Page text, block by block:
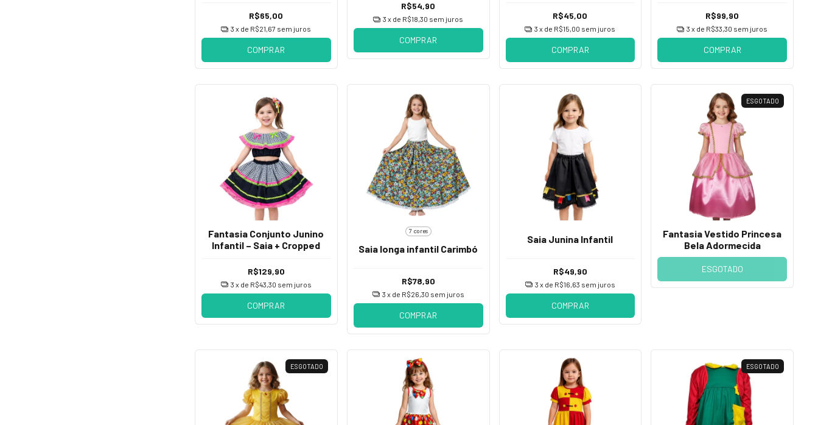
R$65,00
3 x de R$21,67 sem juros
COMPRAR
R$54,90
3 x de R$18,30 sem juros
COMPRAR
R$45,00
3 x de R$15,00 sem juros
COMPRAR
R$99,90
3 x de R$33,30 sem juros
COMPRAR
Fantasia Conjunto Junino
Infantil – Saia + Cropped
R$129,90
3 x de R$43,30 sem juros
COMPRAR
7 cores
Saia longa infantil Carimbó
R$78,90
3 x de R$26,30 sem juros
COMPRAR
Saia Junina Infantil
R$49,90
3 x de R$16,63 sem juros
COMPRAR
ESGOTADO
Fantasia Vestido Princesa
Bela Adormecida
ESGOTADO
ESGOTADO ESGOTADO